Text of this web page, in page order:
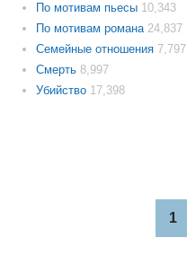
По мотивам пьесы 10,343
По мотивам романа 24,837
Семейные отношения 7,797
Смерть 8,997
Убийство 17,398
1